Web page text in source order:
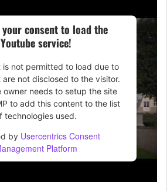
your consent to load the
Youtube service!
is not permitted to load due to
not disclosed to the visitor.
owner needs to setup the site
to add this content to the list
technologies used.
by Usercentrics Consent
Platform